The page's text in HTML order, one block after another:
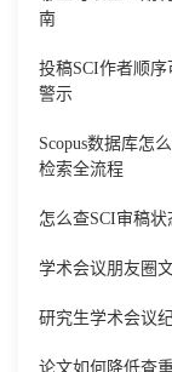
南
投稿SCI作者顺
警示
Scopus数据库怎
检索全流程
怎么查SCI审稿状
学术会议朋友圈
研究生学术会议
论文如何降低查